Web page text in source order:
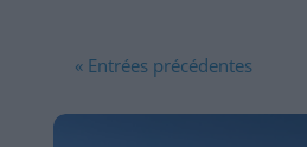
« Entrées précédentes